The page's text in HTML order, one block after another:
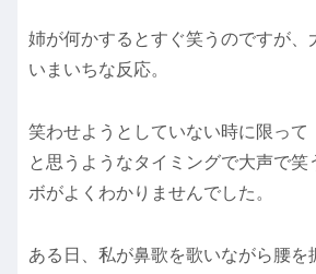
姉が何かするとすぐ笑うのですが、
いまいちな反応。
笑わせようとしていない時に限って
と思うようなタイミングで大声で笑
ボがよくわかりませんでした。
ある日、私が鼻歌を歌いながら腰を